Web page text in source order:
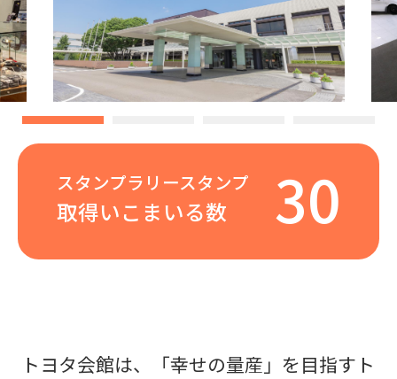
スタンプラリースタンプ
取得いこまいる数 30
トヨタ会館は、「幸せの量産」を目指すト